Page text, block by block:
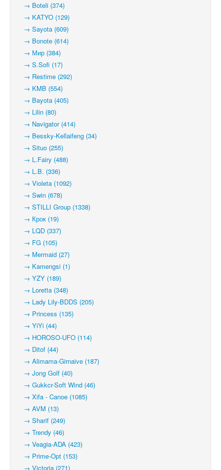
→ Boteli (374)
→ KATYO (129)
→ Sayota (609)
→ Bonote (614)
→ Мир (384)
→ S.Sofi (17)
→ Restime (292)
→ KMB (554)
→ Bayota (405)
→ Lilin (80)
→ Navigator (414)
→ Bessky-Kellaifeng (34)
→ Situo (255)
→ L.Fairy (488)
→ L.B. (336)
→ Violeta (1092)
→ Swin (678)
→ STILLI Group (1338)
→ Крок (19)
→ LQD (337)
→ FG (105)
→ Mermaid (27)
→ Kamengsi (1)
→ YZY (189)
→ Loretta (348)
→ Lady Lily-BDDS (205)
→ Princess (135)
→ YiYi (44)
→ HOROSO-UFO (114)
→ Ditof (44)
→ Alimama-Girnaive (187)
→ Jong Golf (40)
→ Gukkcr-Soft Wind (46)
→ Xifa - Canoe (1085)
→ AVM (13)
→ Sharif (249)
→ Trendy (46)
→ Veagia-ADA (423)
→ Prime-Opt (153)
→ Victoria (271)